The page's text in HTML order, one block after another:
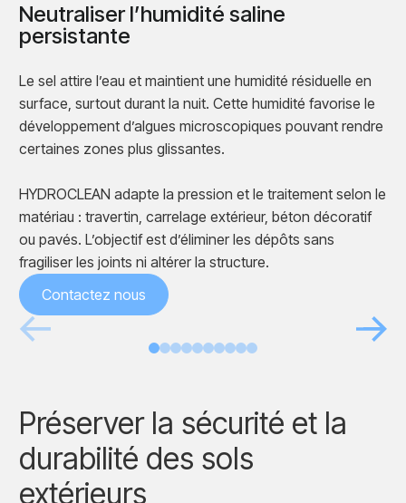
Avant Après
Neutraliser l’humidité saline
persistante
Le sel attire l’eau et maintient une humidité résiduelle en
surface, surtout durant la nuit. Cette humidité favorise le
développement d’algues microscopiques pouvant rendre
certaines zones plus glissantes.
HYDROCLEAN adapte la pression et le traitement selon le
matériau : travertin, carrelage extérieur, béton décoratif
ou pavés. L’objectif est d’éliminer les dépôts sans
fragiliser les joints ni altérer la structure.
Contactez nous
Préserver la sécurité et la
durabilité des sols
extérieurs